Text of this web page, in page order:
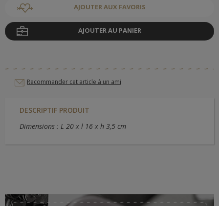
AJOUTER AUX FAVORIS
AJOUTER AU PANIER
Recommander cet article à un ami
DESCRIPTIF PRODUIT
Dimensions : L 20 x l 16 x h 3,5 cm